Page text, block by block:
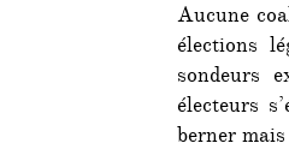
Aucune
élections
sondeurs
électeurs
berner